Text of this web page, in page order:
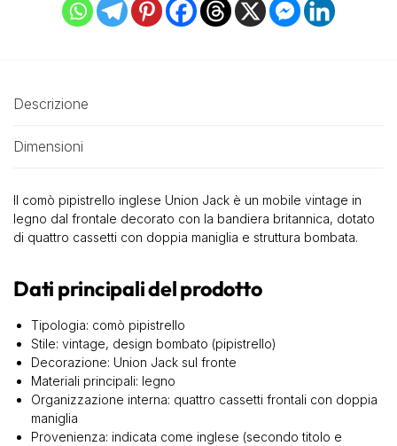
Descrizione
Dimensioni
Il comò pipistrello inglese Union Jack è un mobile vintage in
legno dal frontale decorato con la bandiera britannica, dotato
di quattro cassetti con doppia maniglia e struttura bombata.
Dati principali del prodotto
Tipologia: comò pipistrello
Stile: vintage, design bombato (pipistrello)
Decorazione: Union Jack sul fronte
Materiali principali: legno
Organizzazione interna: quattro cassetti frontali con doppia
maniglia
Provenienza: indicata come inglese (secondo titolo e